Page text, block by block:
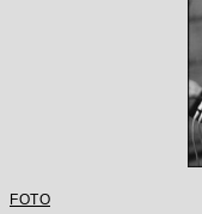
FOTO